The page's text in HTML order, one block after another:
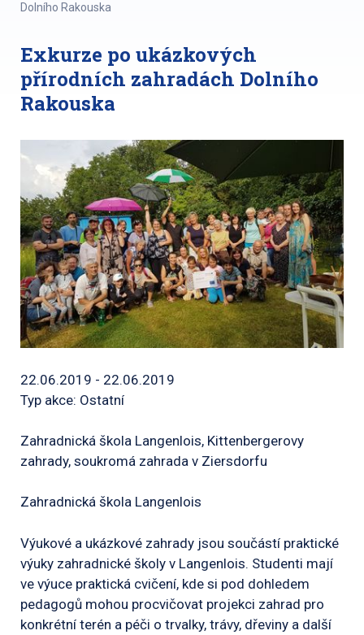
Dolního Rakouska
Exkurze po ukázkových
přírodních zahradách Dolního
Rakouska
22.06.2019 - 22.06.2019
Typ akce: Ostatní
Zahradnická škola Langenlois, Kittenbergerovy
zahrady, soukromá zahrada v Ziersdorfu
Zahradnická škola Langenlois
Výukové a ukázkové zahrady jsou součástí praktické
výuky zahradnické školy v Langenlois. Studenti mají
ve výuce praktická cvičení, kde si pod dohledem
pedagogů mohou procvičovat projekci zahrad pro
konkrétní terén a péči o trvalky, trávy, dřeviny a další